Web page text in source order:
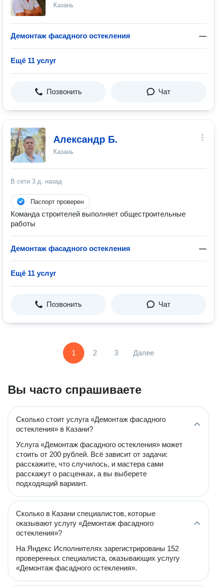
Казань
Демонтаж фасадного остекления —
Ещё 11 услуг
Позвонить Чат
Александр Б.
Казань
В сети 3 д. назад
Паспорт проверен
Команда строителей выполняет общестроительные
работы
Демонтаж фасадного остекления —
Ещё 11 услуг
Позвонить Чат
1 2 3 Далее
Вы часто спрашиваете
Сколько стоит услуга «Демонтаж фасадного
остекления» в Казани?
Услуга «Демонтаж фасадного остекления» может
стоить от 200 рублей. Всё зависит от задачи:
расскажите, что случилось, и мастера сами
расскажут о расценках, а вы выберете
подходящий вариант.
Сколько в Казани специалистов, которые
оказывают услугу «Демонтаж фасадного
остекления»?
На Яндекс Исполнителях зарегистрированы 152
проверенных специалиста, оказывающих услугу
«Демонтаж фасадного остекления».